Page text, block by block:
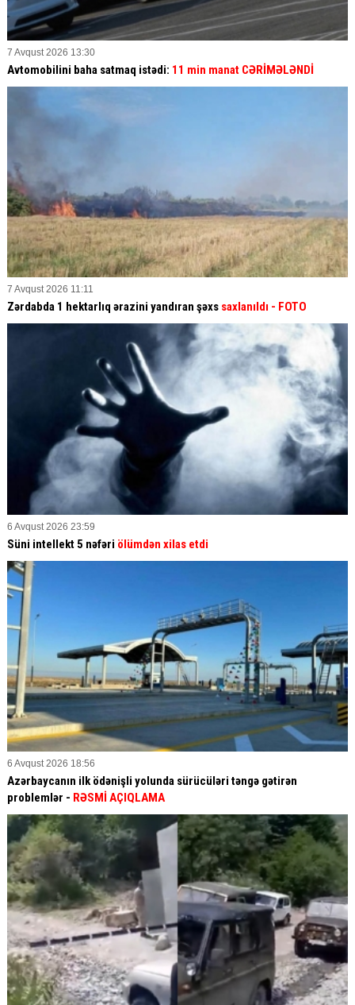
7 Avqust 2026 13:30
Avtomobilini baha satmaq istədi: 11 min manat CƏRİMƏLƏNDİ
7 Avqust 2026 11:11
Zərdabda 1 hektarlıq ərazini yandıran şəxs saxlanıldı - FOTO
6 Avqust 2026 23:59
Süni intellekt 5 nəfəri ölümdən xilas etdi
6 Avqust 2026 18:56
Azərbaycanın ilk ödənişli yolunda sürücüləri təngə gətirən
problemlər - RƏSMİ AÇIQLAMA